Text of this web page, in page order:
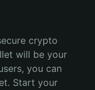
crypto
will be your
you can
Start your